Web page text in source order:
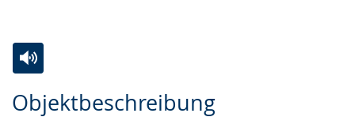
Objektbeschreibung
Leichten
Audio-
Video